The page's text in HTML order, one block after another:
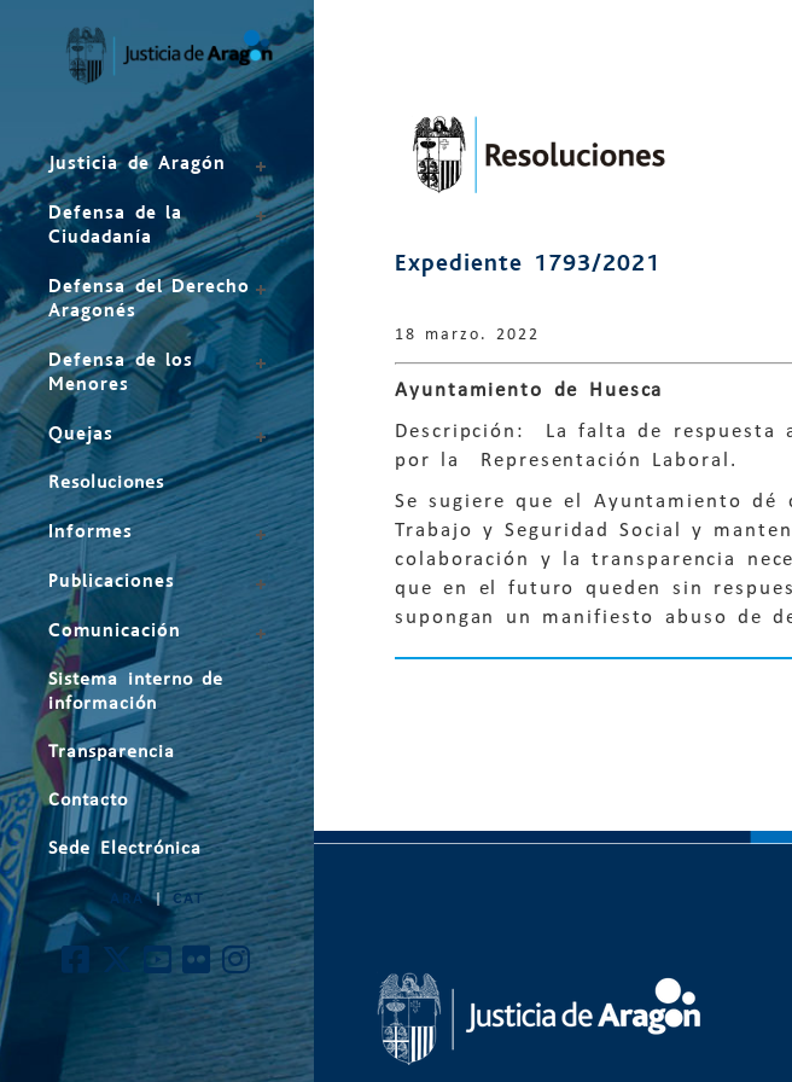
Justicia de Aragón
Defensa de la
Ciudadanía
Defensa del Derecho
Aragonés
Defensa de los
Menores
Quejas
Resoluciones
Informes
Publicaciones
Comunicación
Sistema interno de
información
Transparencia
Contacto
Sede Electrónica
ARA| CAT
Expediente 1793/2021
18 marzo. 2022
Ayuntamiento de Huesca
Descripción: La falta de respuesta
por la Representación Laboral.
Se sugiere que el Ayuntamiento
Trabajo y Seguridad Social y
colaboración y la transparencia
que en el futuro queden sin
supongan un manifiesto abuso de